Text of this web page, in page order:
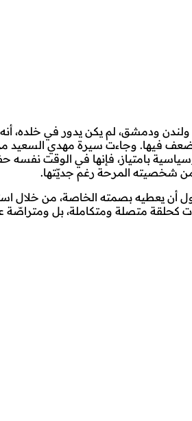
ودمشق، لم يكن يدور في خلده،
فيها. وجاءت سيرة مهدي
بامتياز، فإنها في الوقت
من شخصيته المرحة رغم جديّتها.
يعطيه بصمته الخاصة، من خلال
كحلقة متصلة ومتكاملة، بل